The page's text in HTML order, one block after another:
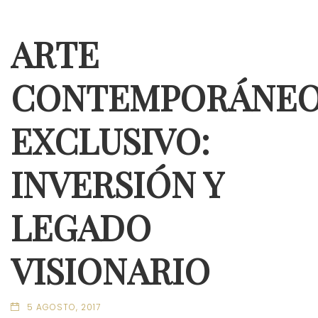
ARTE
EXCLUSIVO:
INVERSIÓN Y
LEGADO
VISIONARIO
5 AGOSTO, 2017